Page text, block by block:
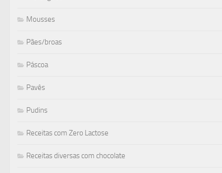
Mousses
Pães/broas
Páscoa
Pavês
Pudins
Receitas com Zero Lactose
Receitas diversas com chocolate